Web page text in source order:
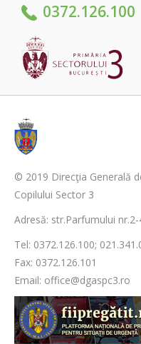
0372.126.100
© 2019 Direcţia Generală
Copilului Sector 3
Adresă: str.Parfumului
Tel: 0372.126.100;
Fax: 0372.126.101
Email: office@dgaspc3.ro